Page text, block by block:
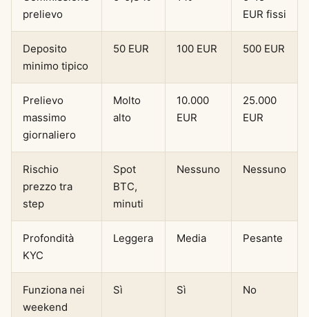
prelievo
EUR fissi
Deposito
minimo tipico
50 EUR 100 EUR 500 EUR
Prelievo
massimo
giornaliero
Molto
alto
10.000
EUR
25.000
EUR
Rischio
prezzo tra
step
Spot
BTC,
minuti
Nessuno Nessuno
Profondità
KYC
Leggera Media Pesante
Funziona nei
weekend
Sì Sì No